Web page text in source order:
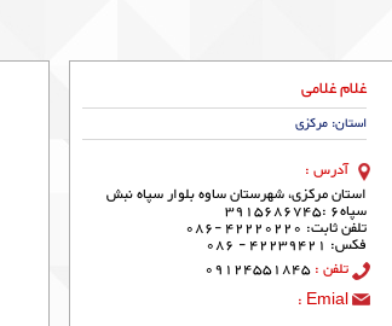
غلام غلامی
استان: مرکزی
آدرس :
استان مرکزی، شهرستان ساوه بلوار سپاه نبش
سپاه6 :3915686745
تلفن ثابت: 42220220 -086
فکس: 42239421 - 086
تلفن :
Emial :